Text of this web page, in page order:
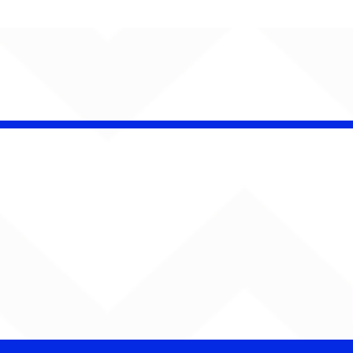
Bebé Pacheco e Ubandu